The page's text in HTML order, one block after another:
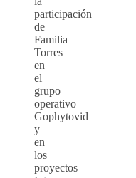
participación
de
Familia
Torres
en
el
grupo
operativo
Gophytovid
y
en
los
proyectos